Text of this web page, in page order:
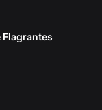
Flagrantes